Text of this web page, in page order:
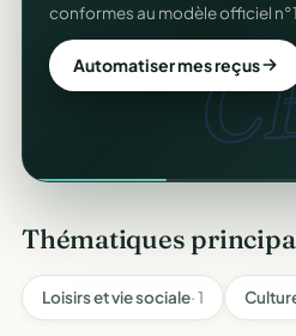
conformes au modèle officiel
Automatiser mes reçus
Thématiques
Loisirs et vie sociale· 1